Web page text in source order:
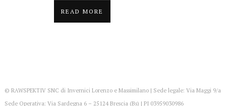
READ MORE
© RAWSPEKTIV SNC di Invernici Lorenzo e Massimilano | Sede legale: Via Maggi 9/a
Sede Operativa: Via Sardegna 6 – 25124 Brescia (Bs) | PI 03959030986